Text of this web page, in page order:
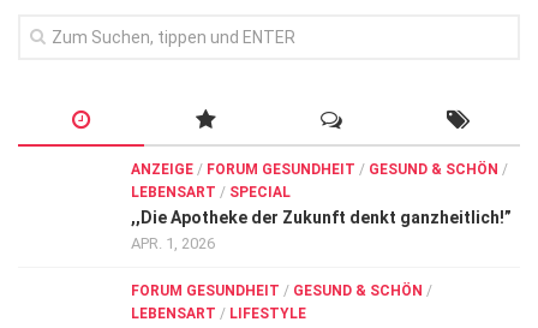
ANZEIGE / FORUM GESUNDHEIT / GESUND & SCHÖN /
LEBENSART / SPECIAL
,,Die Apotheke der Zukunft denkt ganzheitlich!”
APR. 1, 2026
FORUM GESUNDHEIT / GESUND & SCHÖN /
LEBENSART / LIFESTYLE